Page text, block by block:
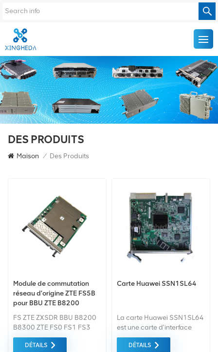
DES PRODUITS
Maison / Des Produits
Module de commutation
réseau d'origine ZTE FS5B
pour BBU ZTE B8200
FS ZTE ZXSDR BBU B8200
B8300 ZTE FS0 FS1 FS3
FS5 FS5C FS5B FS5A
DÉTAILS
Carte Huawei SSN1SL64
La carte Huawei SSN1SL64
est une carte d'interface
optique STM-64 à 1 canal
Transmission optique
DÉTAILS